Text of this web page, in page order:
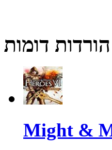
הורדות דומות